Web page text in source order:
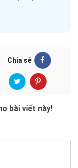
Chia sẻ
bài viết này!